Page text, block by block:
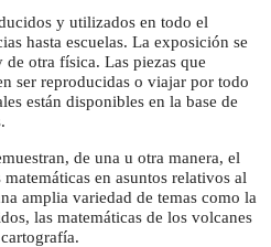
y utilizados en todo el
hasta escuelas. La exposición se
otra física. Las piezas que
ser reproducidas o viajar por todo
están disponibles en la base de
de una u otra manera, el
en asuntos relativos al
amplia variedad de temas como la
las matemáticas de los volcanes